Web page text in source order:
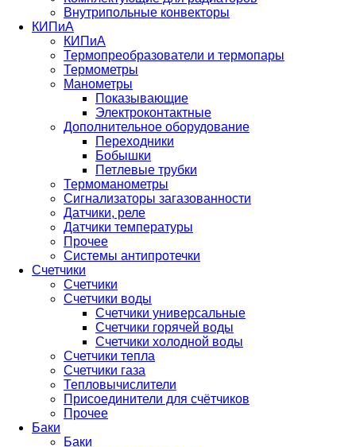
Внутрипольные конвекторы
КИПиА
КИПиА
Термопреобразователи и термопары
Термометры
Манометры
Показывающие
Электроконтактные
Дополнительное оборудование
Переходники
Бобышки
Петлевые трубки
Термоманометры
Сигнализаторы загазованности
Датчики, реле
Датчики температуры
Прочее
Системы антипротечки
Счетчики
Счетчики
Счетчики воды
Счетчики универсальные
Счетчики горячей воды
Счетчики холодной воды
Счетчики тепла
Счетчики газа
Тепловычислители
Присоединители для счётчиков
Прочее
Баки
Баки